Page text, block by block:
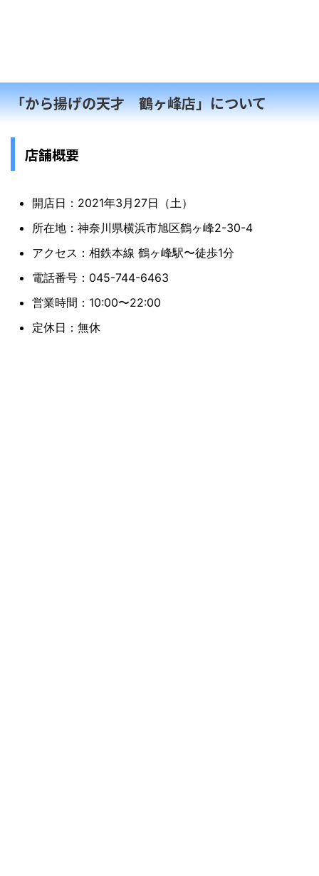
「から揚げの天才 鶴ヶ峰店」について
店舗概要
開店日：2021年3月27日（土）
所在地：神奈川県横浜市旭区鶴ヶ峰2-30-4
アクセス：相鉄本線 鶴ヶ峰駅〜徒歩1分
電話番号：045-744-6463
営業時間：10:00〜22:00
定休日：無休